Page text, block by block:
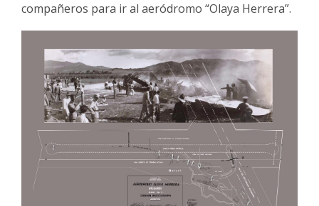
compañeros para ir al aeródromo “Olaya Herrera”.